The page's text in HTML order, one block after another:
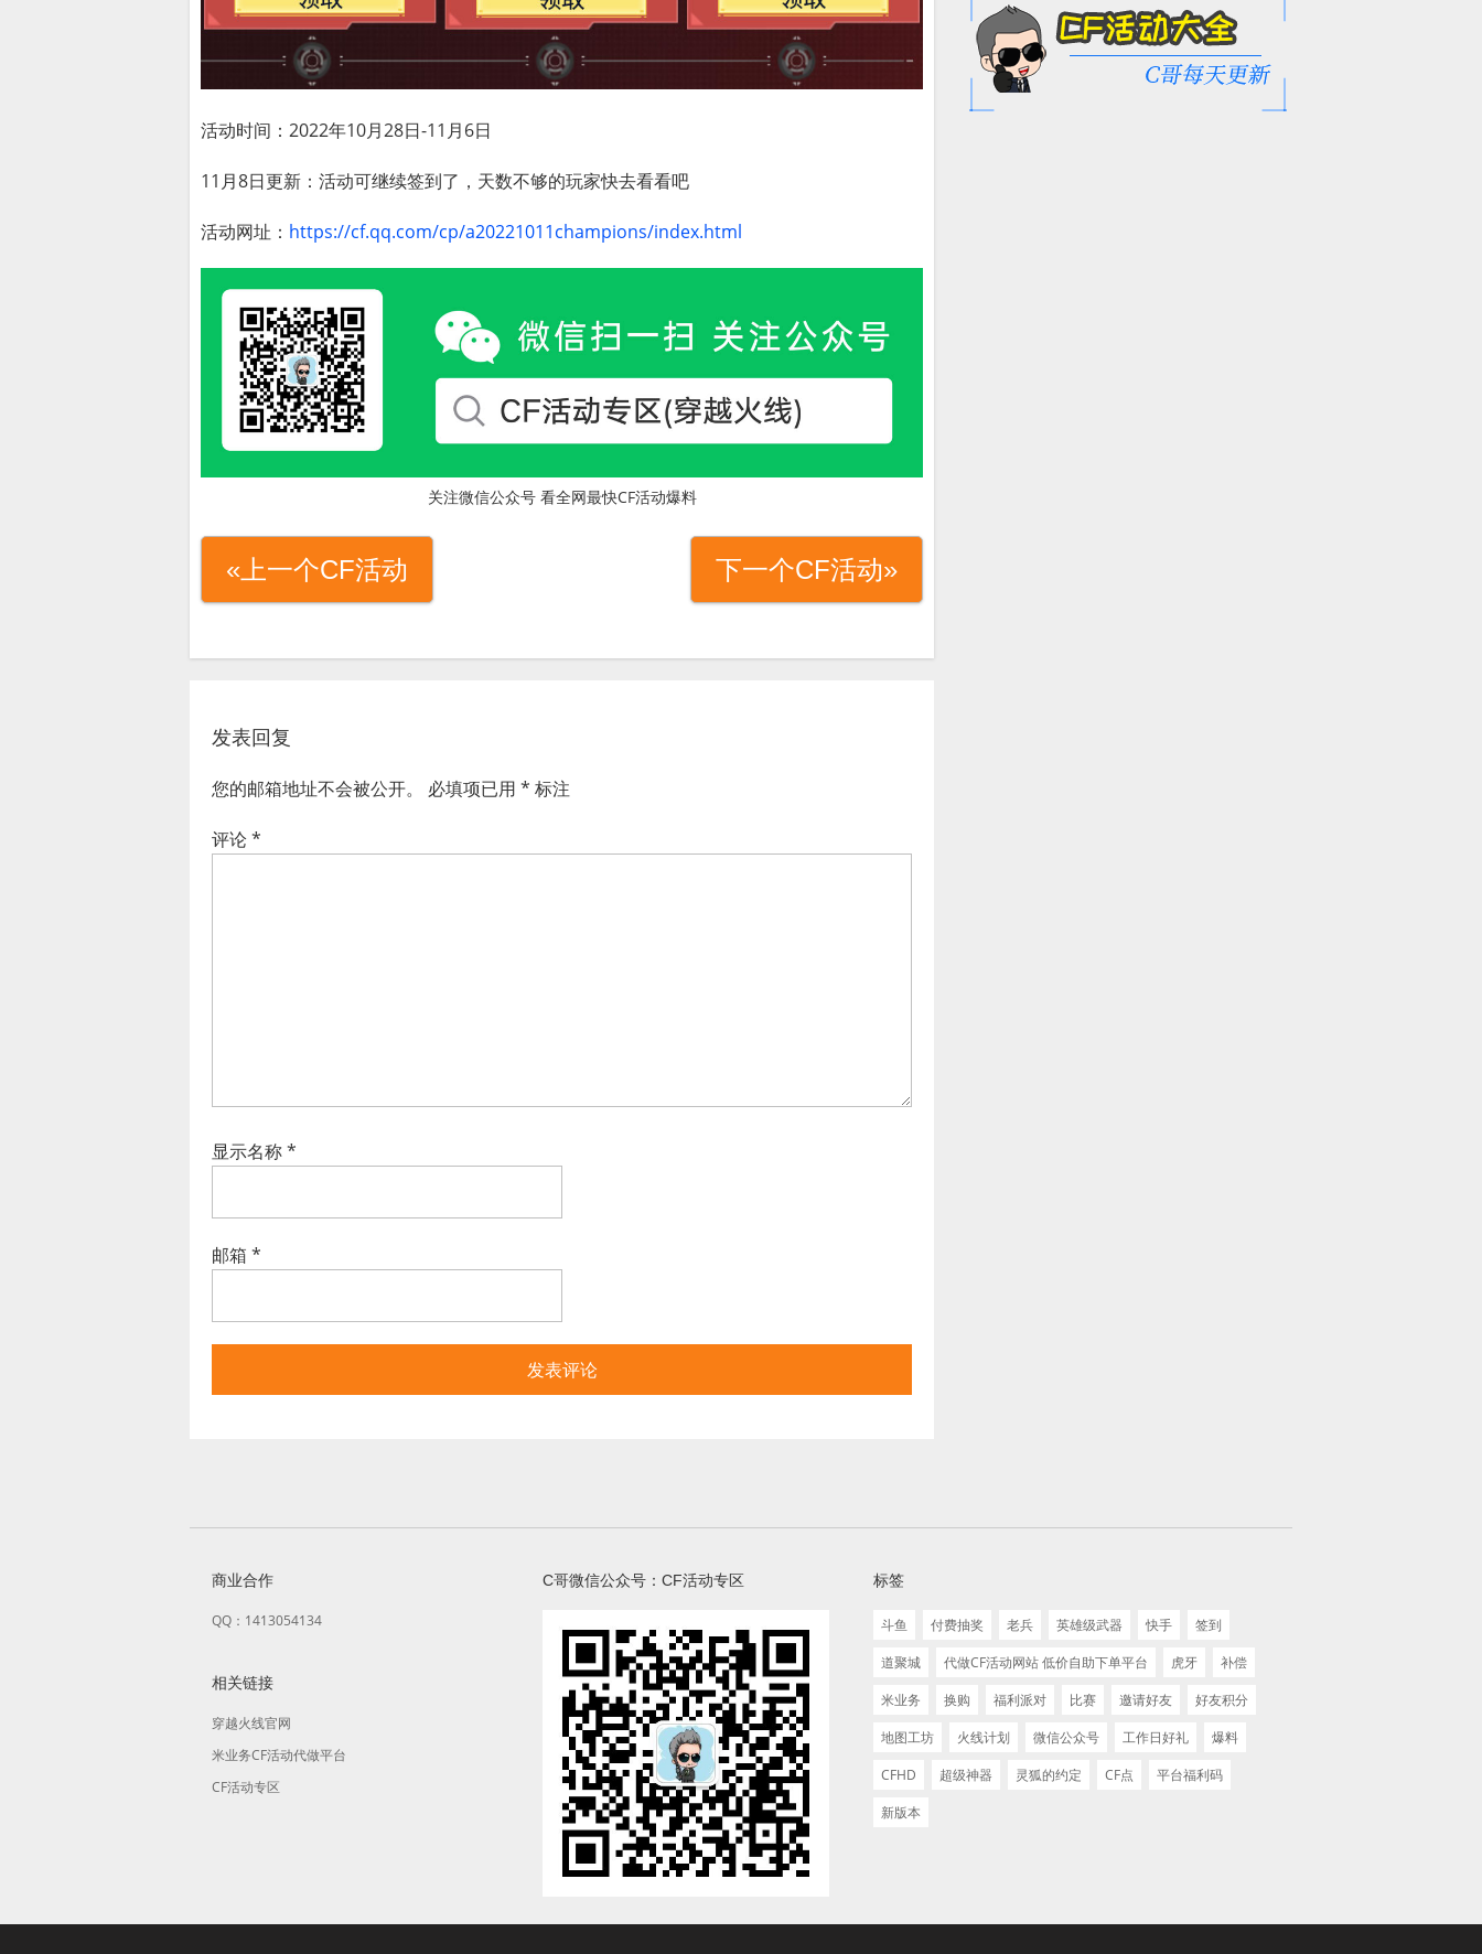
活动时间：2022年10月28日-11月6日
11月8日更新：活动可继续签到了，天数不够的玩家快去看看吧
活动网址： https://cf.qq.com/cp/a20221011champions/index.html
关注微信公众号 看全网最快CF活动爆料
«上一个CF活动 下一个CF活动»
发表回复
您的邮箱地址不会被公开。 必填项已用 * 标注
评论*
显示名称*
邮箱 *
商业合作
QQ：1413054134
相关链接
穿越火线官网
米业务CF活动代做平台
CF活动专区
C哥微信公众号：CF活动专区 标签
斗鱼 付费抽奖 老兵 英雄级武器 快手
签到
道聚城
代做CF活动网站 低价自助下单平台 虎牙
补偿
米业务
换购 福利派对 比赛 邀请好友
好友积分
地图工坊
火线计划 微信公众号 工作日好礼
爆料
CFHD
超级神器 灵狐的约定 CF点
平台福利码
新版本